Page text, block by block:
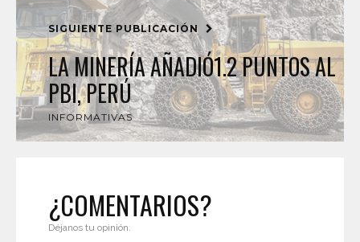
SIGUIENTE PUBLICACIÓN
LA MINERÍA AÑADIÓ1.2 PUNTOS AL
PBI, PERÚ
INFORMATIVAS
¿COMENTARIOS?
Déjanos tu opinión.